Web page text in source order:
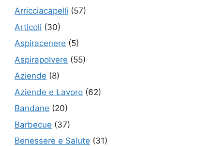
Arricciacapelli (57)
Articoli (30)
Aspiracenere (5)
Aspirapolvere (55)
Aziende (8)
Aziende e Lavoro (62)
Bandane (20)
Barbecue (37)
Benessere e Salute (31)